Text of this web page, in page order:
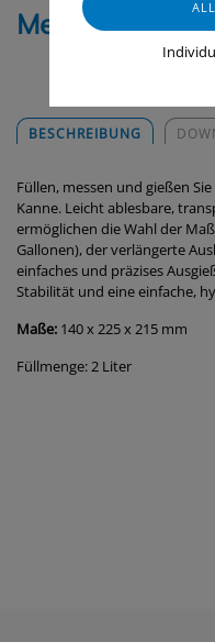
Messbecher, 2
BESCHREIBUNG
Füllen, messen und gießen
Kanne. Leicht ablesbare,
ermöglichen die Wahl der
Gallonen), der verlängerte
einfaches und präzises
Stabilität und eine einfache,
Maße: 140 x 225 x 215 mm
Füllmenge: 2 Liter